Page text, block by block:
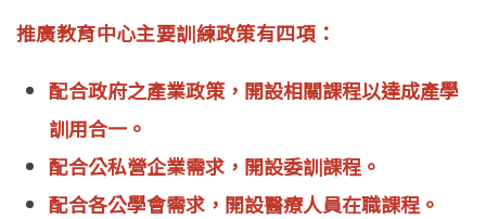
推廣教育中心主要訓練政策有四項：
配合政府之產業政策，開設相關課程以達成產學
訓用合一。
配合公私營企業需求，開設委訓課程。
配合各公學會需求，開設醫療人員在職課程。